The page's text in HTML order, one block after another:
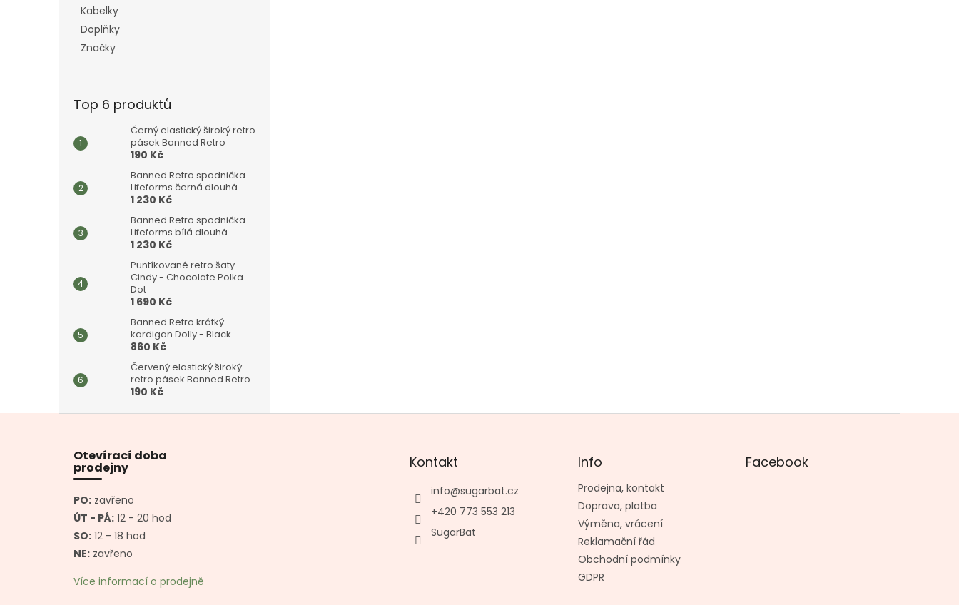
Kabelky
Doplňky
Značky
Top 6 produktů
Černý elastický široký retro
pásek Banned Retro
190 Kč
Banned Retro spodnička
Lifeforms černá dlouhá
1 230 Kč
Banned Retro spodnička
Lifeforms bílá dlouhá
1 230 Kč
Puntíkované retro šaty
Cindy - Chocolate Polka
Dot
1 690 Kč
Banned Retro krátký
kardigan Dolly - Black
860 Kč
Červený elastický široký
retro pásek Banned Retro
190 Kč
Otevírací doba
prodejny
PO: zavřeno
ÚT - PÁ: 12 - 20 hod
SO: 12 - 18 hod
NE: zavřeno
Více informací o prodejně
Kontakt
info@sugarbat.cz
+420 773 553 213
SugarBat
Info
Prodejna, kontakt
Doprava, platba
Výměna, vrácení
Reklamační řád
Obchodní podmínky
GDPR
Facebook